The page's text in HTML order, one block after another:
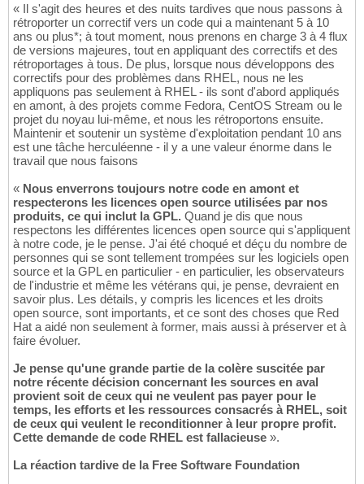
« Il s'agit des heures et des nuits tardives que nous passons à
rétroporter un correctif vers un code qui a maintenant 5 à 10
ans ou plus*; à tout moment, nous prenons en charge 3 à 4 flux
de versions majeures, tout en appliquant des correctifs et des
rétroportages à tous. De plus, lorsque nous développons des
correctifs pour des problèmes dans RHEL, nous ne les
appliquons pas seulement à RHEL - ils sont d'abord appliqués
en amont, à des projets comme Fedora, CentOS Stream ou le
projet du noyau lui-même, et nous les rétroportons ensuite.
Maintenir et soutenir un système d'exploitation pendant 10 ans
est une tâche herculéenne - il y a une valeur énorme dans le
travail que nous faisons
« Nous enverrons toujours notre code en amont et
respecterons les licences open source utilisées par nos
produits, ce qui inclut la GPL. Quand je dis que nous
respectons les différentes licences open source qui s'appliquent
à notre code, je le pense. J'ai été choqué et déçu du nombre de
personnes qui se sont tellement trompées sur les logiciels open
source et la GPL en particulier - en particulier, les observateurs
de l'industrie et même les vétérans qui, je pense, devraient en
savoir plus. Les détails, y compris les licences et les droits
open source, sont importants, et ce sont des choses que Red
Hat a aidé non seulement à former, mais aussi à préserver et à
faire évoluer.
Je pense qu'une grande partie de la colère suscitée par
notre récente décision concernant les sources en aval
provient soit de ceux qui ne veulent pas payer pour le
temps, les efforts et les ressources consacrés à RHEL, soit
de ceux qui veulent le reconditionner à leur propre profit.
Cette demande de code RHEL est fallacieuse ».
La réaction tardive de la Free Software Foundation